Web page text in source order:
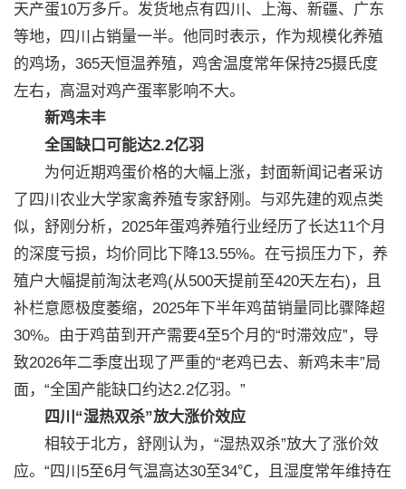
天产蛋10万多斤。发货地点有四川、上海、新疆、广东
等地，四川占销量一半。他同时表示，作为规模化养殖
的鸡场，365天恒温养殖，鸡舍温度常年保持25摄氏度
左右，高温对鸡产蛋率影响不大。
新鸡未丰
全国缺口可能达2.2亿羽
为何近期鸡蛋价格的大幅上涨，封面新闻记者采访
了四川农业大学家禽养殖专家舒刚。与邓先建的观点类
似，舒刚分析，2025年蛋鸡养殖行业经历了长达11个月
的深度亏损，均价同比下降13.55%。在亏损压力下，养
殖户大幅提前淘汰老鸡(从500天提前至420天左右)，且
补栏意愿极度萎缩，2025年下半年鸡苗销量同比骤降超
30%。由于鸡苗到开产需要4至5个月的“时滞效应”，导
致2026年二季度出现了严重的“老鸡已去、新鸡未丰”局
面，“全国产能缺口约达2.2亿羽。”
四川“湿热双杀”放大涨价效应
相较于北方，舒刚认为，“湿热双杀”放大了涨价效
应。“四川5至6月气温高达30至34℃，且湿度常年维持在